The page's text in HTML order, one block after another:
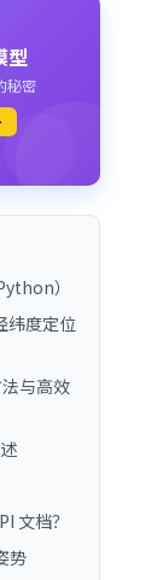
型
秘密
）
纬度定位
与高效
文档？
势